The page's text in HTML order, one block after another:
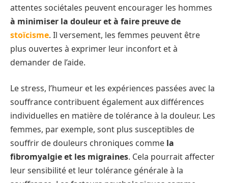
attentes sociétales peuvent encourager les hommes
à minimiser la douleur età faire preuve de
stoïcisme. Il versement, les femmes peuvent être
plus ouvertes à exprimer leur inconfort et à
demander de l’aide.
Le stress, l’humeur et les expériences passées avec la
souffrance contribuent également aux différences
individuelles en matière de tolérance à la douleur. Les
femmes, par exemple, sont plus susceptibles de
souffrir de douleurs chroniques comme la
fibromyalgie et les migraines. Cela pourrait affecter
leur sensibilité et leur tolérance générale à la